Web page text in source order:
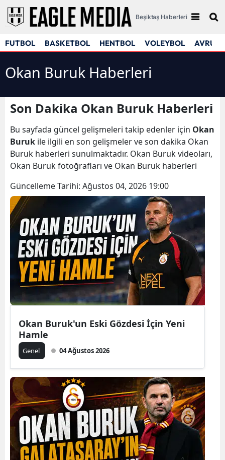
Beşiktaş Haberleri
FUTBOL BASKETBOL HENTBOL VOLEYBOL
Okan Buruk Haberleri
Son Dakika Okan Buruk Haberleri
Bu sayfada güncel gelişmeleri takip edenler için Okan
Buruk ile ilgili en son gelişmeler ve son dakika Okan
Buruk haberleri sunulmaktadır. Okan Buruk videoları,
Okan Buruk fotoğrafları ve Okan Buruk haberleri
Güncelleme Tarihi: Ağustos 04, 2026 19:00
Okan Buruk'un Eski Gözdesi İçin Yeni
Hamle
Genel 04 Ağustos 2026